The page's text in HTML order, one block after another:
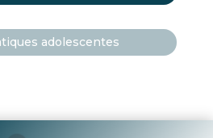
adolescentes